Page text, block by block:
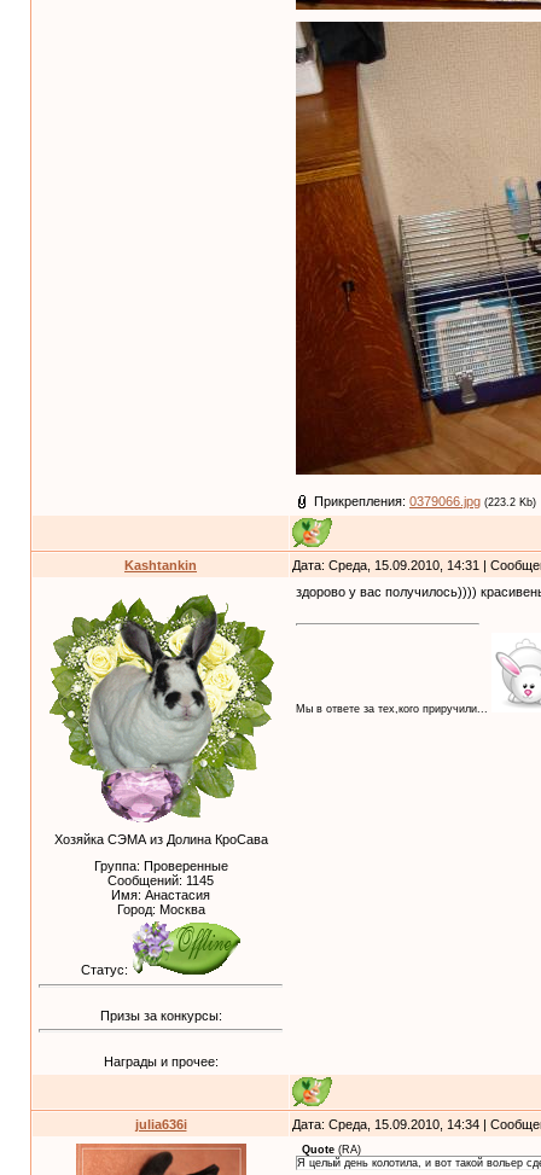
Прикрепления: 0379066.jpg (223.2 Kb)
Kashtankin Дата: Среда, 15.09.2010, 14:31 |
Хозяйка СЭМА из Долина КроСава
Группа: Проверенные
Сообщений: 1145
Имя: Анастасия
Город: Москва
Статус:
Призы за конкурсы:
Награды и прочее:
здорово у вас получилось))))
Мы в ответе за тех,кого приручили...
julia636i Дата: Среда, 15.09.2010, 14:34 |
Quote (RA)
Я целый день колотила, и вот такой вольер